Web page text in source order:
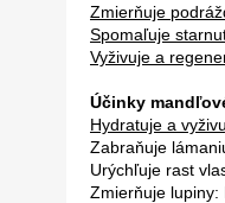
Zmierňuje
Spomaľuje
Vyživuje a
Účinky
Hydratuje a
Zabraňuje
Urýchľuje rast
Zmierňuje lupiny: